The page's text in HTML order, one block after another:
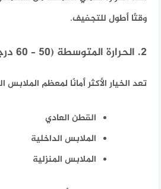
وقتًا أطول للتجفيف.
2. الحرارة المتوسطة (50 – 60 درجة مئوية)
تعد الخيار الأكثر أمانًا لمعظم الملابس
القطن العادي
الملابس الداخلية
الملابس المنزلية